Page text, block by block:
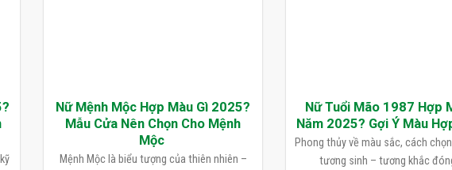
Nữ Mệnh Mộc Hợp Màu Gì 2025?
Mẫu Cửa Nên Chọn Cho Mệnh
Mộc
Mệnh Mộc là biểu tượng của thiên nhiên –
Nữ Tuổi Mão 1987 Hợp
Năm 2025? Gợi Ý Màu
Phong thủy về màu sắc, cách
tương sinh – tương khắc